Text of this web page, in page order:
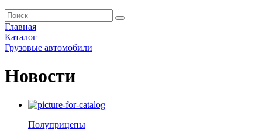
Главная
Каталог
Грузовые автомобили
Новости
Полуприцепы